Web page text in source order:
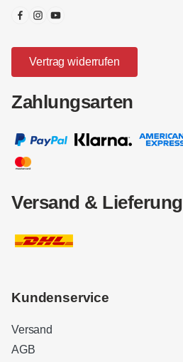
Vertrag widerrufen
Zahlungsarten
Versand & Lieferung
Kundenservice
Versand
AGB